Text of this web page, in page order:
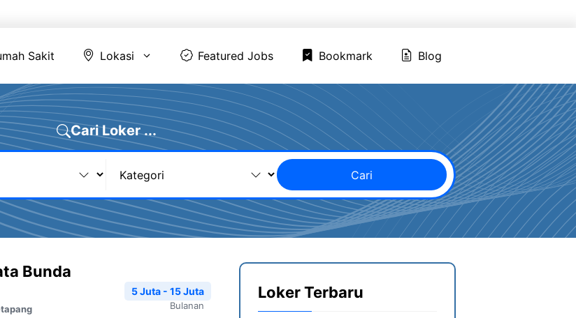
Sakit Lokasi Featured Jobs Bookmark Blog
Cari Loker ...
Cari
Bunda
5 Juta - 15 Juta
Bulanan
Loker Terbaru